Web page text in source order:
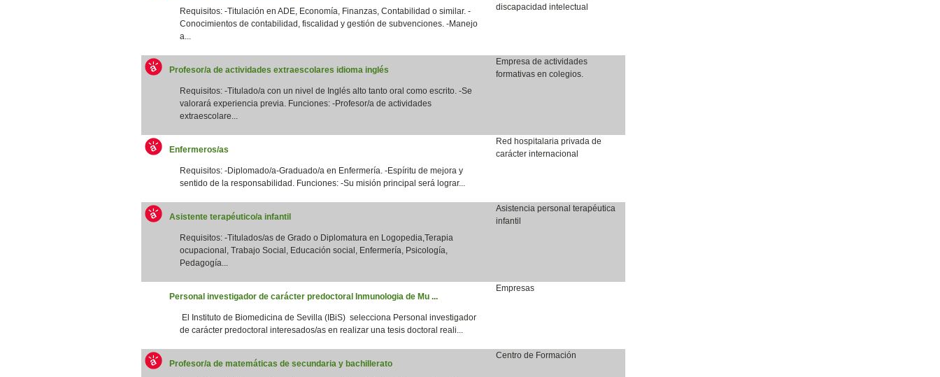
Requisitos: -Titulación en ADE, Economía, Finanzas, Contabilidad o similar. -
Conocimientos de contabilidad, fiscalidad y gestión de subvenciones. -Manejo
a...
discapacidad intelectual
Profesor/a de actividades extraescolares idioma inglés
Requisitos: -Titulado/a con un nivel de Inglés alto tanto oral como escrito. -Se
valorará experiencia previa. Funciones: -Profesor/a de actividades
extraescolare...
Empresa de actividades
formativas en colegios.
Enfermeros/as
Requisitos: -Diplomado/a-Graduado/a en Enfermería. -Espíritu de mejora y
sentido de la responsabilidad. Funciones: -Su misión principal será lograr...
Red hospitalaria privada de
carácter internacional
Asistente terapéutico/a infantil
Requisitos: -Titulados/as de Grado o Diplomatura en Logopedia,Terapia
ocupacional, Trabajo Social, Educación social, Enfermería, Psicología,
Pedagogía...
Asistencia personal terapéutica
infantil
Personal investigador de carácter predoctoral Inmunologia de Mu ...
El Instituto de Biomedicina de Sevilla (IBiS) selecciona Personal investigador
de carácter predoctoral interesados/as en realizar una tesis doctoral reali...
Empresas
Profesor/a de matemáticas de secundaria y bachillerato
Centro de Formación